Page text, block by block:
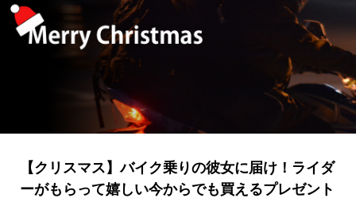
【クリスマス】バイク乗りの彼女に届け！ライダ
ーがもらって嬉しい今からでも買えるプレゼント